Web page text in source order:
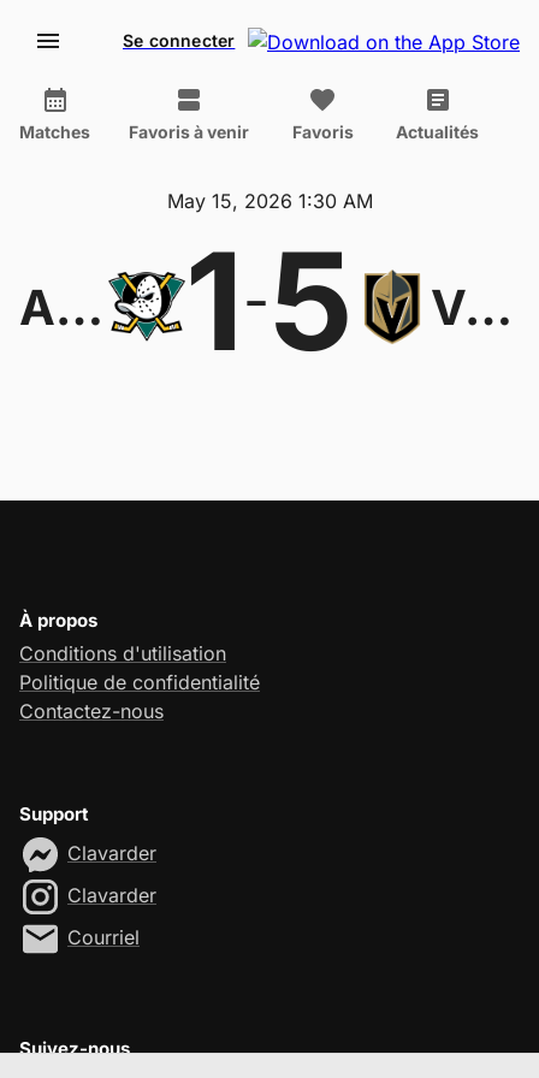
Se connecter
Matches Favoris à venir Favoris Actualités
May 15, 2026 1:30 AM
Anaheim Ducks 1-5 Vegas Golden Knights
À propos
Conditions d'utilisation
Politique de confidentialité
Contactez-nous
Support
Clavarder
Clavarder
Courriel
Suivez-nous